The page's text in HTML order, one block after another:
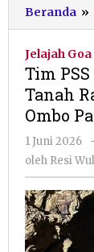
Beranda »
Jelajah Goa
Tim
Tanah
Ombo
1 Juni 2026 -
oleh Resi